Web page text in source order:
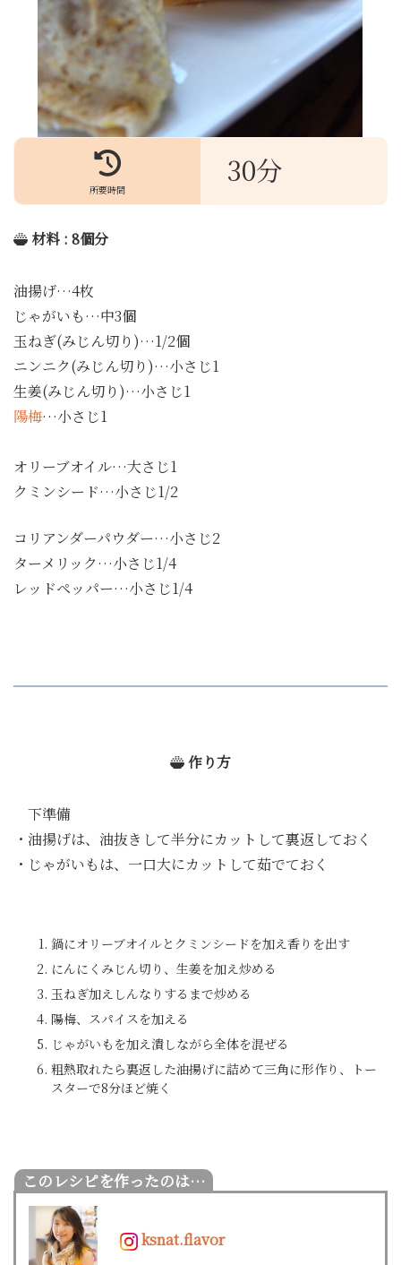
所要時間
30分
材料 : 8個分
油揚げ…4枚
じゃがいも…中3個
玉ねぎ(みじん切り)…1/2個
ニンニク(みじん切り)…小さじ1
生姜(みじん切り)…小さじ1
陽梅…小さじ1
オリーブオイル…大さじ1
クミンシード…小さじ1/2
コリアンダーパウダー…小さじ2
ターメリック…小さじ1/4
レッドペッパー…小さじ1/4
作り方
下準備
・油揚げは、油抜きして半分にカットして裏返しておく
・じゃがいもは、一口大にカットして茹でておく
鍋にオリーブオイルとクミンシードを加え香りを出す
にんにくみじん切り、生姜を加え炒める
玉ねぎ加えしんなりするまで炒める
陽梅、スパイスを加える
じゃがいもを加え潰しながら全体を混ぜる
粗熱取れたら裏返した油揚げに詰めて三角に形作り、トー
スターで8分ほど焼く
ksnat.flavor